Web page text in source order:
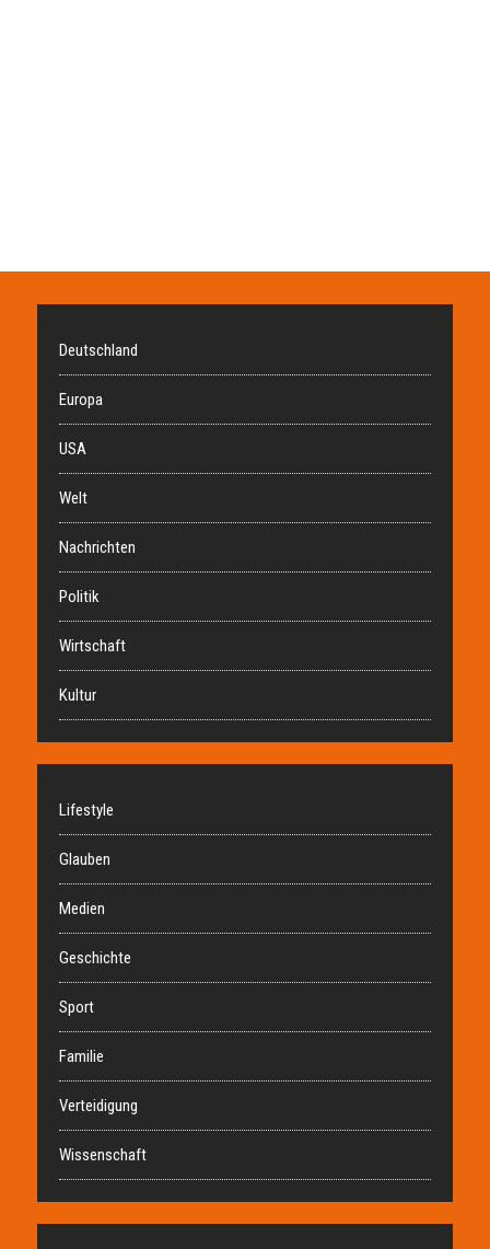
Deutschland
Europa
USA
Welt
Nachrichten
Politik
Wirtschaft
Kultur
Lifestyle
Glauben
Medien
Geschichte
Sport
Familie
Verteidigung
Wissenschaft